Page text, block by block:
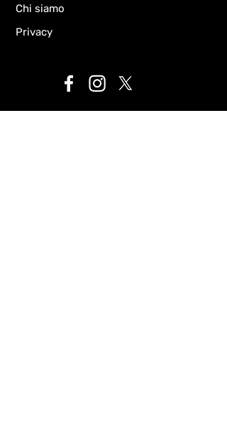
Chi siamo
Privacy